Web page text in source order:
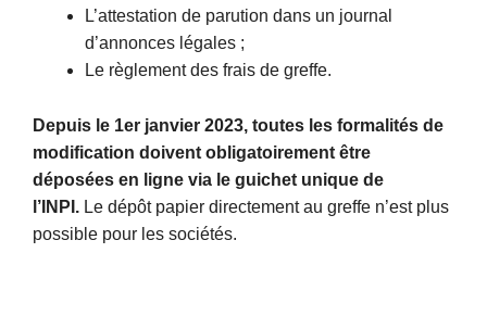
L’attestation de parution dans un journal
d’annonces légales ;
Le règlement des frais de greffe.
Depuis le 1er janvier 2023, toutes les formalités de
modification doivent obligatoirement être
déposées en ligne via le guichet unique de
l’INPI. Le dépôt papier directement au greffe n’est plus
possible pour les sociétés.